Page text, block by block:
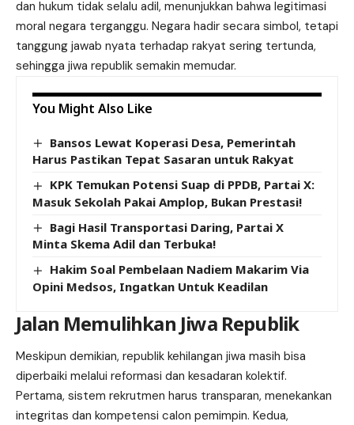
dan hukum tidak selalu adil, menunjukkan bahwa legitimasi
moral negara terganggu. Negara hadir secara simbol, tetapi
tanggung jawab nyata terhadap rakyat sering tertunda,
sehingga jiwa republik semakin memudar.
You Might Also Like
Bansos Lewat Koperasi Desa, Pemerintah
Harus Pastikan Tepat Sasaran untuk Rakyat
KPK Temukan Potensi Suap di PPDB, Partai X:
Masuk Sekolah Pakai Amplop, Bukan Prestasi!
Bagi Hasil Transportasi Daring, Partai X
Minta Skema Adil dan Terbuka!
Hakim Soal Pembelaan Nadiem Makarim Via
Opini Medsos, Ingatkan Untuk Keadilan
Jalan Memulihkan Jiwa Republik
Meskipun demikian, republik kehilangan jiwa masih bisa
diperbaiki melalui reformasi dan kesadaran kolektif.
Pertama, sistem rekrutmen harus transparan, menekankan
integritas dan kompetensi calon pemimpin. Kedua,